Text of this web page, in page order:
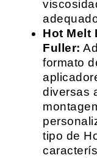
Hot Melt
Fuller:
formato
diversas
tipo de